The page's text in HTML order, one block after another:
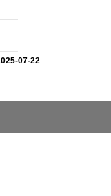
07-22